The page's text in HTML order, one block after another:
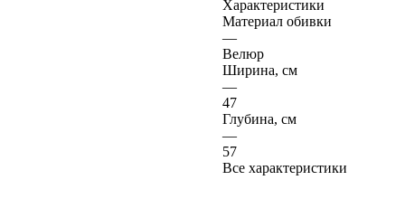
Характеристики
Материал обивки
—
Велюр
Ширина, см
—
47
Глубина, см
—
57
Все характеристики